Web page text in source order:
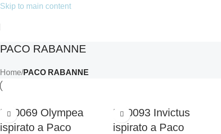
Skip to main content
PACO RABANNE
Home/PACO RABANNE
N. 0069 Olympea
ispirato a Paco
N. 0093 Invictus
ispirato a Paco